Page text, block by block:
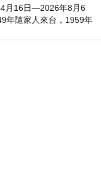
月16日—2026年8月6
年隨家人來台，1959年
士學位。曾任